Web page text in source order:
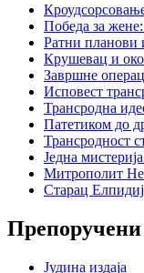
Победа за
Ратни планови
Крушевац и
Завршне
Исповест
Трансродна
Патетиком до
Трансродност
Једна
Митрополит
Старац
Препоручени
Јудина издаја